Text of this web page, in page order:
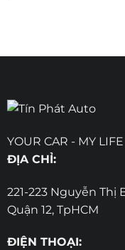
YOUR CAR - MY LIFE
ĐỊA CHỈ:
221-223 Nguyễn Thị
Quận 12, TpHCM
ĐIỆN THOẠI: